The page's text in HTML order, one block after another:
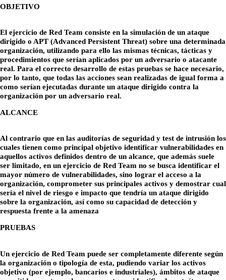
OBJETIVO
El ejercicio de Red Team consiste en la simulación de un ataque
dirigido o APT (Advanced Persistent Threat) sobre una determinada
organización, utilizando para ello las mismas técnicas, tácticas y
procedimientos que serían aplicados por un adversario o atacante
real. Para el correcto desarrollo de estas pruebas se hace necesario,
por lo tanto, que todas las acciones sean realizadas de igual forma a
como serían ejecutadas durante un ataque dirigido contra la
organización por un adversario real.
ALCANCE
Al contrario que en las auditorías de seguridad y test de intrusión los
cuales tienen como principal objetivo identificar vulnerabilidades en
aquellos activos definidos dentro de un alcance, que además suele
ser limitado, en un ejercicio de Red Team no se busca identificar el
mayor número de vulnerabilidades, sino lograr el acceso a la
organización, comprometer sus principales activos y demostrar cual
sería el nivel de riesgo e impacto que tendría un ataque dirigido
sobre la organización, así como su capacidad de detección y
respuesta frente a la amenaza
PRUEBAS
Un ejercicio de Red Team puede ser completamente diferente según
la organización o tipología de esta, pudiendo variar los activos
objetivo (por ejemplo, bancarios e industriales), ámbitos de ataque